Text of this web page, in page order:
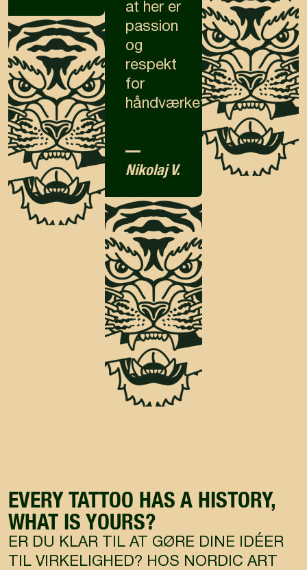
at her er
passion
og
respekt
for
håndværket.”
—
Nikolaj V.
EVERY TATTOO HAS A HISTORY,
WHAT IS YOURS?
ER DU KLAR TIL AT GØRE DINE IDÉER
TIL VIRKELIGHED? HOS NORDIC ART